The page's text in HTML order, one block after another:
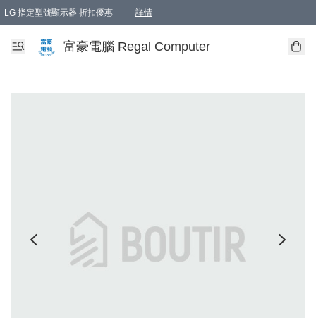
LG 指定型號顯示器 折扣優惠 詳情
富豪電腦 Regal Computer